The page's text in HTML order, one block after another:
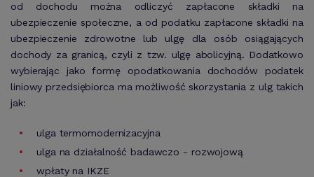
od dochodu można odliczyć zapłacone składki na
ubezpieczenie społeczne, a od podatku zapłacone składki na
ubezpieczenie zdrowotne lub ulgę dla osób osiągających
dochody za granicą, czyli z tzw. ulgę abolicyjną. Dodatkowo
wybierając jako formę opodatkowania dochodów podatek
liniowy przedsiębiorca ma możliwość skorzystania z ulg takich
jak:
ulga termomodernizacyjna
ulga na działalność badawczo - rozwojową
wpłaty na IKZE